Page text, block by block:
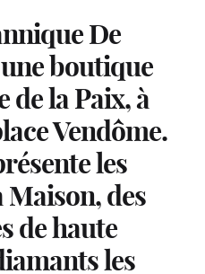
De
boutique
de la Paix, à
Vendôme.
les
des
de haute
les